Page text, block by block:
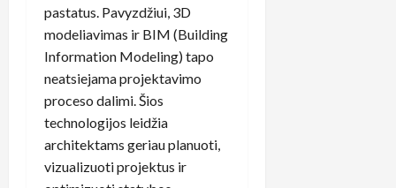
pastatus. Pavyzdžiui, 3D
modeliavimas ir BIM (Building
Information Modeling) tapo
neatsiejama projektavimo
proceso dalimi. Šios
technologijos leidžia
architektams geriau planuoti,
vizualizuoti projektus ir